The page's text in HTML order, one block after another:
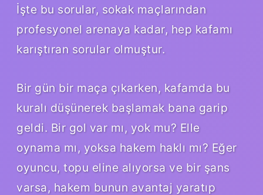
İşte bu sorular, sokak maçlarından
profesyonel arenaya kadar, hep kafamı
karıştıran sorular olmuştur.
Bir gün bir maça çıkarken, kafamda bu
kuralı düşünerek başlamak bana garip
geldi. Bir gol var mı, yok mu? Elle
oynama mı, yoksa hakem haklı mı? Eğer
oyuncu, topu eline alıyorsa ve bir şans
varsa, hakem bunun avantaj yaratıp